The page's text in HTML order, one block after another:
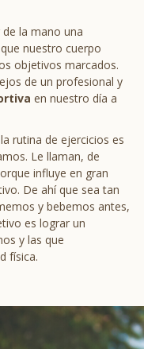
la mano una
nuestro cuerpo
objetivos marcados.
de un profesional y
en nuestro día a
rutina de ejercicios es
Le llaman, de
influye en gran
De ahí que sea tan
y bebemos antes,
es lograr un
y las que
física.